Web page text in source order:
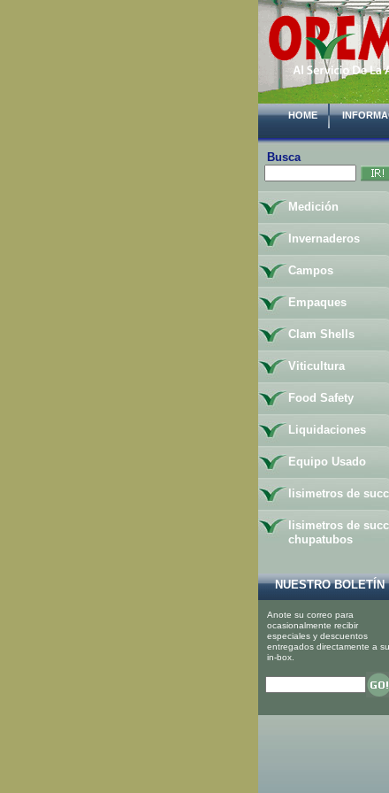
HOME
Busca
Medición
Invernaderos
Campos
Empaques
Clam Shells
Viticultura
Food Safety
Liquidaciones
Equipo Usado
lisimetros de
lisimetros de
chupatubos
NUESTRO BOLETÍN
Anote su correo para
ocasionalmente recibir
especiales y descuentos
entregados directamente a su
in-box.